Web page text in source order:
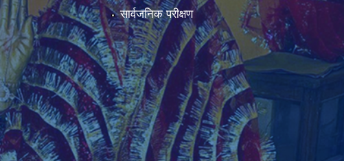
सार्वजनिक परीक्षण